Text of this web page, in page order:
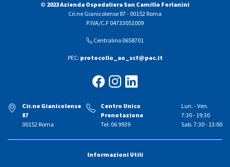
© 2023 Azienda Ospedaliera San Camillo Forlanini
Cir.ne Gianicolense 87 - 00152 Roma
P.IVA/C.F 04733051009
Centralino 0658701
PEC: protocollo_ao_scf@pec.it
Cir.ne Gianicolense
87
00152 Roma
Centro Unico
Prenotazione
Tel: 06 9939
Lun. - Ven.
7:30 - 19:30
Sab. 7:30 - 13:00
Informazioni Utili